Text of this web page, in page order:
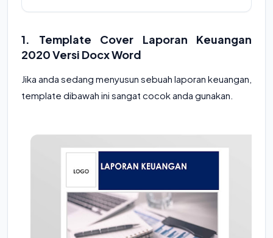
1. Template Cover Laporan Keuangan
2020 Versi Docx Word
Jika anda sedang menyusun sebuah laporan keuangan,
template dibawah ini sangat cocok anda gunakan.